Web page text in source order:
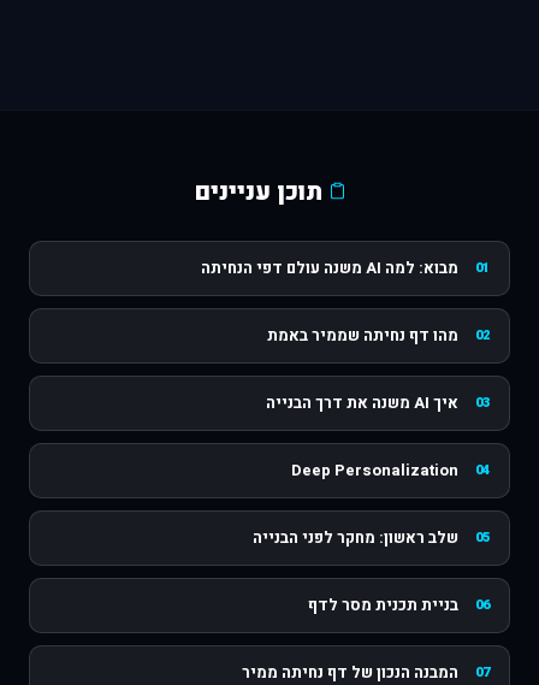
תוכן עניינים
01 מבוא: למה AI משנה עולם דפי הנחיתה
02 מהו דף נחיתה שממיר באמת
03 איך AI משנה את דרך הבנייה
04
Deep Personalization
05 שלב ראשון: מחקר לפני הבנייה
06 בניית תכנית מסר לדף
07 המבנה הנכון של דף נחיתה ממיר